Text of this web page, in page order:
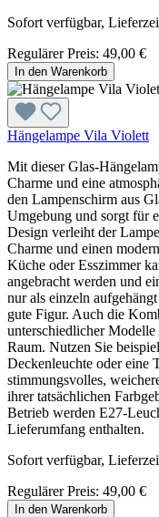
Sofort verfügbar,
Regulärer Preis: 49,00 €
In den Warenkorb
Hängelampe Vila Violett
Mit dieser Glas-
Charme und eine
den Lampenschirm aus
Umgebung und sorgt für
Design verleiht der
Charme und einen
Küche oder Esszimmer
angebracht werden und
nur als einzeln
gute Figur. Auch die
unterschiedlicher
Raum. Nutzen Sie
Deckenleuchte oder eine
stimmungsvolles,
ihrer tatsächlichen
Betrieb werden E27-
Lieferumfang enthalten.
Sofort verfügbar,
Regulärer Preis: 49,00 €
In den Warenkorb